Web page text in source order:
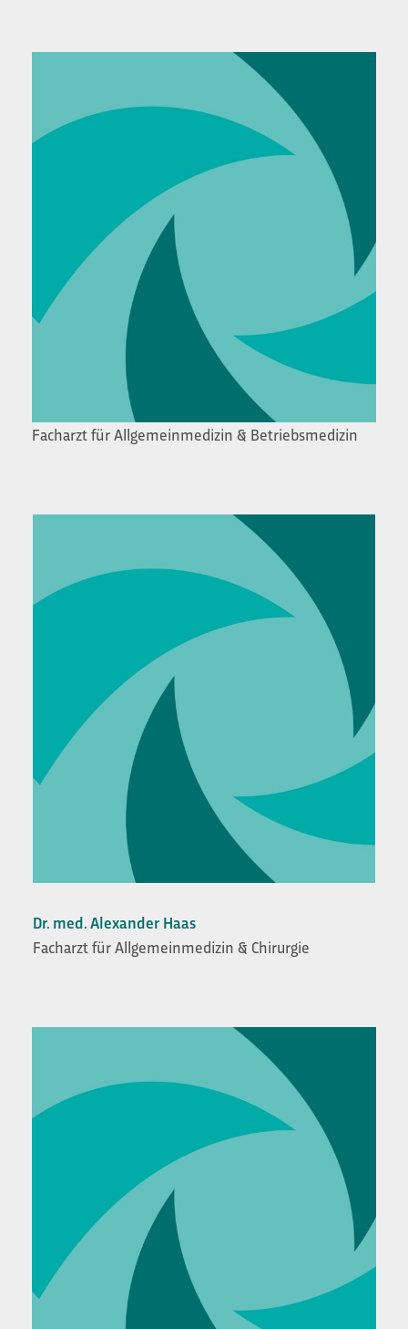
Facharzt für Allgemeinmedizin & Betriebsmedizin
Dr. med. Alexander Haas
Facharzt für Allgemeinmedizin & Chirurgie